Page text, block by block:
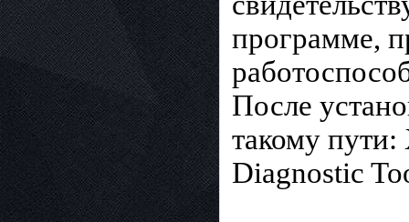
программе,
После
такому
Diagnostic